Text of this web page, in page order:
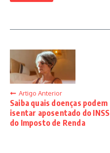
Artigo Anterior
Saiba quais doenças podem
isentar aposentado do INSS
do Imposto de Renda